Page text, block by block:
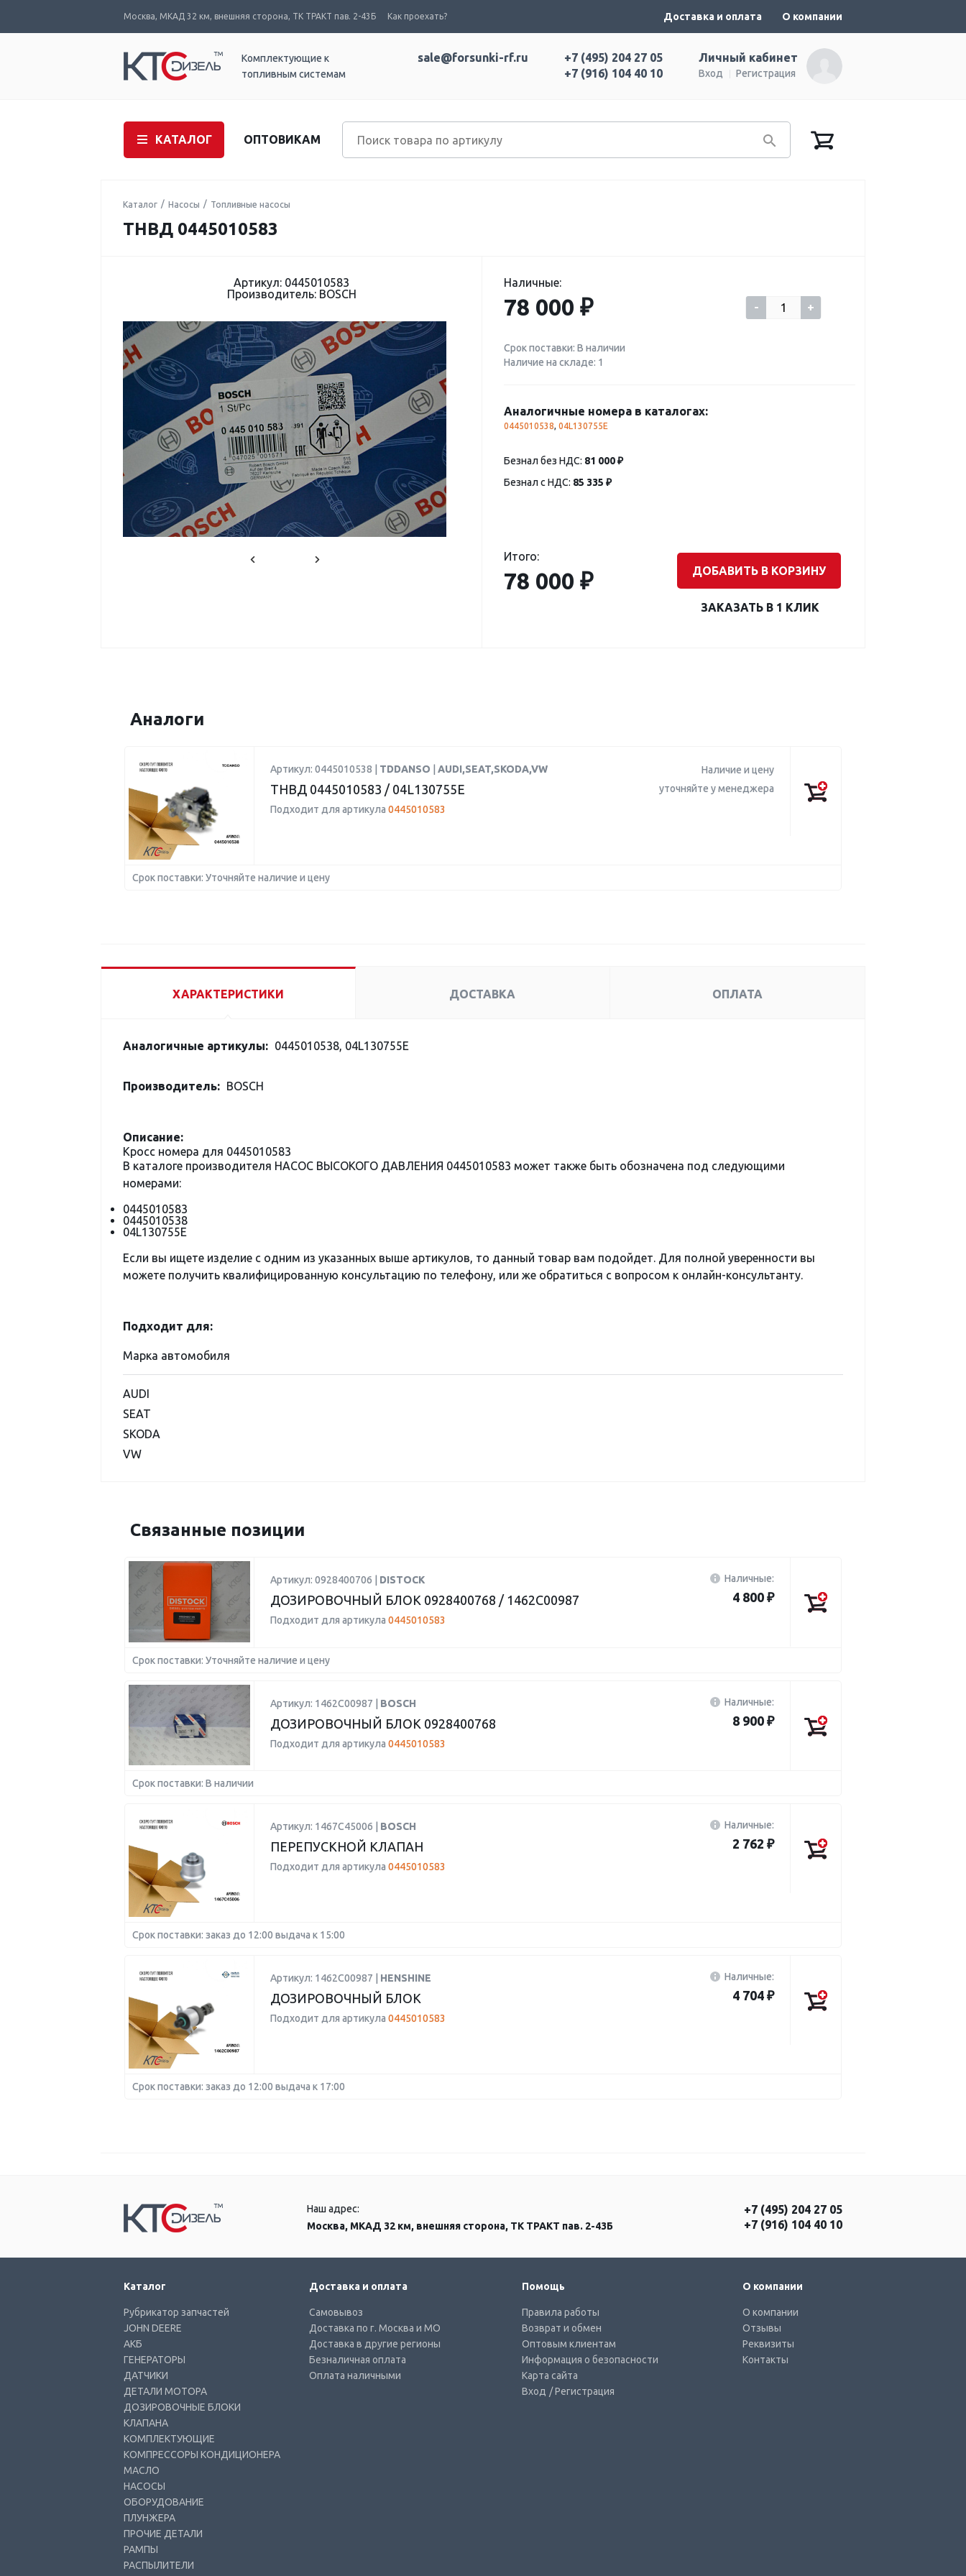
Москва, МКАД 32 км, внешняя сторона, ТК ТРАКТ пав. 2-43Б Как проехать? Доставка и оплата О компании
Комплектующие к
топливным системам
Личный кабинет
Вход Регистрация
+7 (495) 204 27 05
+7 (916) 104 40 10
sale@forsunki-rf.ru
КАТАЛОГ ОПТОВИКАМ
Каталог Насосы Топливные насосы
ТНВД 0445010583
Артикул: 0445010583
Производитель: BOSCH
Наличные:
78 000 ₽ - +
Срок поставки: В наличии
Наличие на складе: 1
Аналогичные номера в каталогах:
0445010538, 04L130755E
Безнал без НДС: 81 000 ₽
Безнал с НДС: 85 335 ₽
Итого:
78 000 ₽ ДОБАВИТЬ В КОРЗИНУ
ЗАКАЗАТЬ В 1 КЛИК
Аналоги
Артикул: 0445010538 | TDDANSO AUDI,SEAT,SKODA,VW
ТНВД 0445010583 / 04L130755E
Подходит для артикула 0445010583
Наличие и цену
уточняйте у менеджера
Срок поставки: Уточняйте наличие и цену
ХАРАКТЕРИСТИКИ ДОСТАВКА ОПЛАТА
Аналогичные артикулы: 0445010538, 04L130755E
Производитель: BOSCH
Описание:
Кросс номера для 0445010583
В каталоге производителя НАСОС ВЫСОКОГО ДАВЛЕНИЯ 0445010583 может также быть обозначена под следующими
номерами:
0445010583
0445010538
04L130755E
Если вы ищете изделие с одним из указанных выше артикулов, то данный товар вам подойдет. Для полной уверенности вы
можете получить квалифицированную консультацию по телефону, или же обратиться с вопросом к онлайн-консультанту.
Подходит для:
Марка автомобиля
AUDI
SEAT
SKODA
VW
Связанные позиции
Артикул: 0928400706 | DISTOCK
ДОЗИРОВОЧНЫЙ БЛОК 0928400768 / 1462C00987
Подходит для артикула 0445010583
Наличные:
4 800 ₽
Срок поставки: Уточняйте наличие и цену
Артикул: 1462C00987 | BOSCH
ДОЗИРОВОЧНЫЙ БЛОК 0928400768
Подходит для артикула 0445010583
Наличные:
8 900 ₽
Срок поставки: В наличии
Артикул: 1467C45006 | BOSCH
ПЕРЕПУСКНОЙ КЛАПАН
Подходит для артикула 0445010583
Наличные:
2 762 ₽
Срок поставки: заказ до 12:00 выдача к 15:00
Артикул: 1462C00987 | HENSHINE
ДОЗИРОВОЧНЫЙ БЛОК
Подходит для артикула 0445010583
Наличные:
4 704 ₽
Срок поставки: заказ до 12:00 выдача к 17:00
Наш адрес:
Москва, МКАД 32 км, внешняя сторона, ТК ТРАКТ пав. 2-43Б
+7 (495) 204 27 05
+7 (916) 104 40 10
Каталог
Рубрикатор запчастей
JOHN DEERE
АКБ
ГЕНЕРАТОРЫ
ДАТЧИКИ
ДЕТАЛИ МОТОРА
ДОЗИРОВОЧНЫЕ БЛОКИ
КЛАПАНА
КОМПЛЕКТУЮЩИЕ
КОМПРЕССОРЫ КОНДИЦИОНЕРА
МАСЛО
НАСОСЫ
ОБОРУДОВАНИЕ
ПЛУНЖЕРА
ПРОЧИЕ ДЕТАЛИ
РАМПЫ
РАСПЫЛИТЕЛИ
Доставка и оплата
Самовывоз
Доставка по г. Москва и МО
Доставка в другие регионы
Безналичная оплата
Оплата наличными
Помощь
Правила работы
Возврат и обмен
Оптовым клиентам
Информация о безопасности
Карта сайта
Вход / Регистрация
О компании
О компании
Отзывы
Реквизиты
Контакты